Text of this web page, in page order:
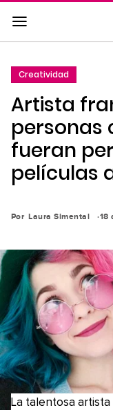
Saltar
al
contenido
a
la
navegación
principal
Creatividad
Artista
personas
fueran
películas
Por Laura Simental 18
La talentosa